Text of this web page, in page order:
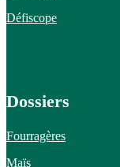
Défiscope
Dossiers
Fourragères
Maïs